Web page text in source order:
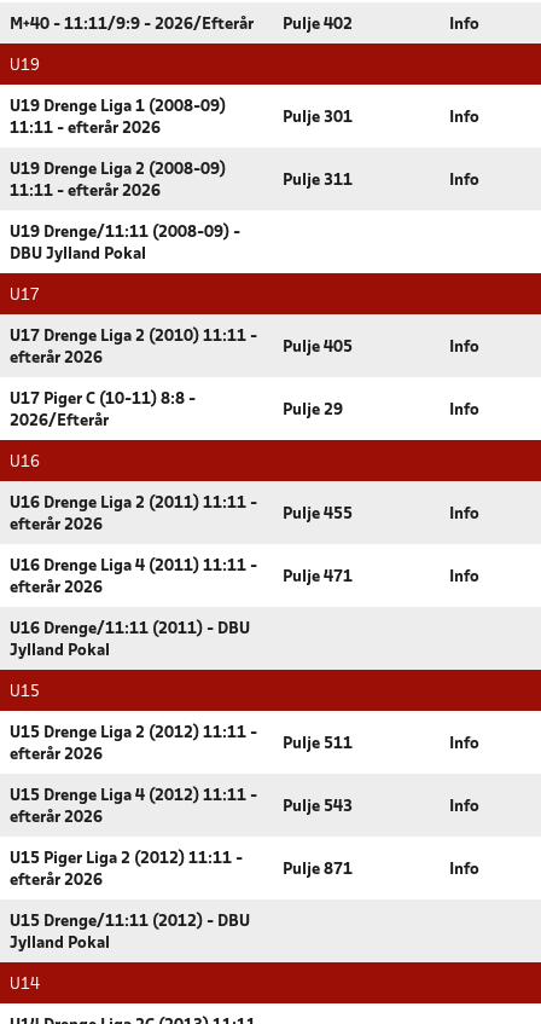
M+40 - 11:11/9:9 - 2026/Efterår Pulje 402 Info
U19
U19 Drenge Liga 1 (2008-09)
11:11 - efterår 2026
Pulje 301 Info
U19 Drenge Liga 2 (2008-09)
11:11 - efterår 2026
Pulje 311 Info
U19 Drenge/11:11 (2008-09) -
DBU Jylland Pokal
U17
U17 Drenge Liga 2 (2010) 11:11 -
efterår 2026
Pulje 405 Info
U17 Piger C (10-11) 8:8 -
2026/Efterår
Pulje 29 Info
U16
U16 Drenge Liga 2 (2011) 11:11 -
efterår 2026
Pulje 455 Info
U16 Drenge Liga 4 (2011) 11:11 -
efterår 2026
Pulje 471 Info
U16 Drenge/11:11 (2011) - DBU
Jylland Pokal
U15
U15 Drenge Liga 2 (2012) 11:11 -
efterår 2026
Pulje 511 Info
U15 Drenge Liga 4 (2012) 11:11 -
efterår 2026
Pulje 543 Info
U15 Piger Liga 2 (2012) 11:11 -
efterår 2026
Pulje 871 Info
U15 Drenge/11:11 (2012) - DBU
Jylland Pokal
U14